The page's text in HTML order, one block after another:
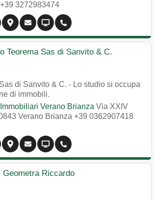
+39 3272983474
Teorema Sas di Sanvito & C.
di Sanvito & C. - Lo studio si occupa
di immobili.
Verano Brianza Via XXIV
Verano Brianza +39 0362907418
Geometra Riccardo